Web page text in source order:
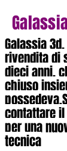
Galassia
rivendita di
dieci anni,
chiuso
contattare
per una
tecnica